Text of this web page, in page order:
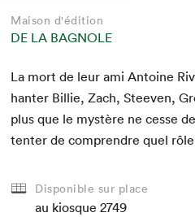
Maison d'édition
DE LA BAGNOLE
La mort de leur ami Antoine
hanter Bil­lie, Zach, Steeven,
plus que le mys­tère ne cesse
ten­ter de com­pren­dre quel
Disponible sur place
au kiosque 2749